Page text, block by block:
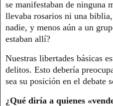
se manifestaban de ninguna
llevaba rosarios ni una
nadie, y menos aún a un
estaban allí?
Nuestras libertades básicas
delitos. Esto debería
sea su posición en el debate
¿Qué diría a quienes